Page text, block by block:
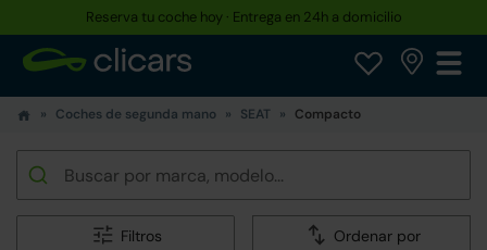
Reserva tu coche hoy · Entrega en 24h a domicilio
Coches de segunda mano SEAT Compacto
Filtros Ordenar por